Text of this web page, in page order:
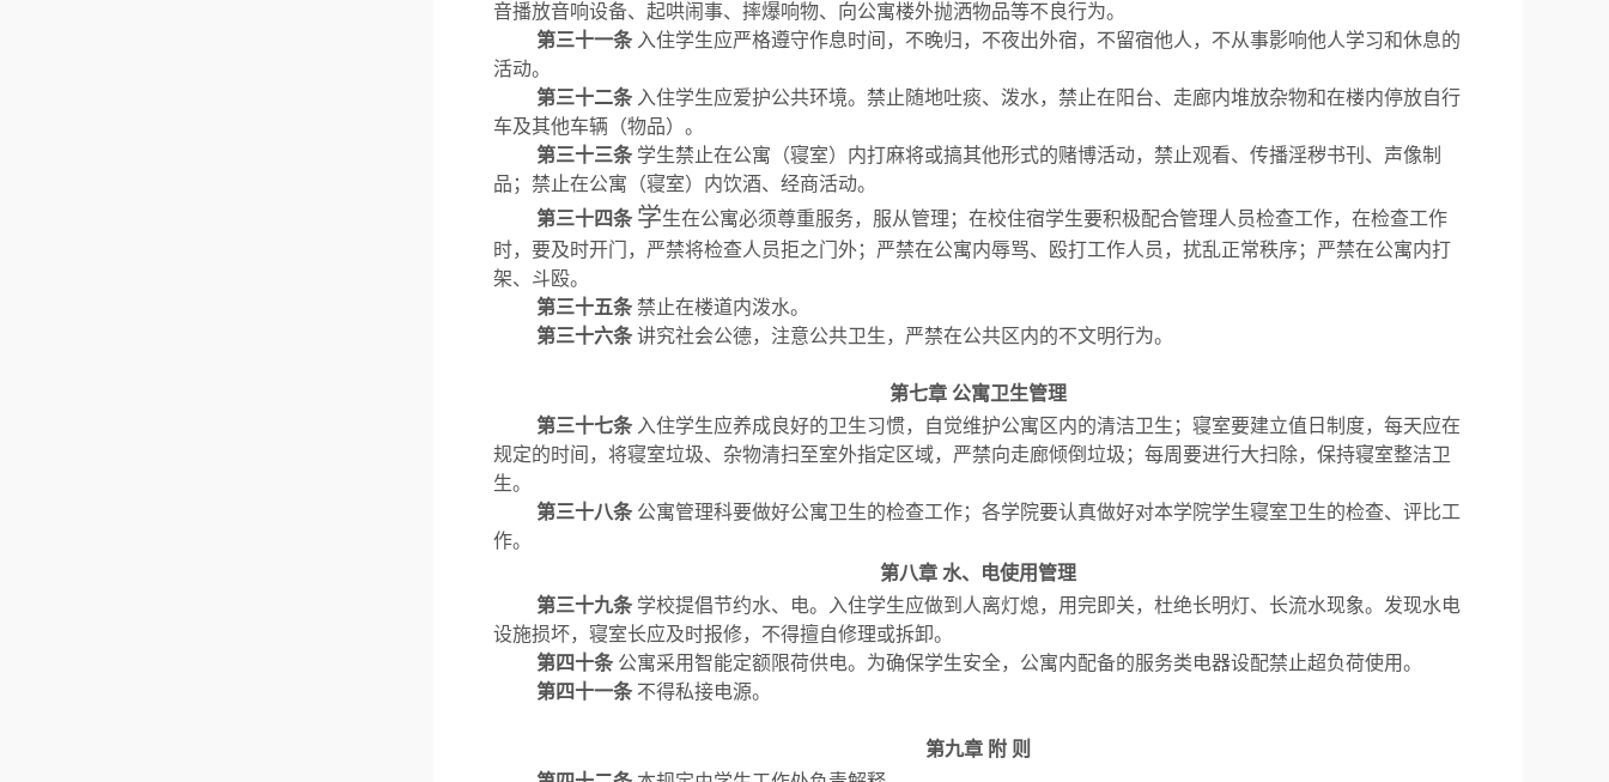
音播放音响设备、起哄闹事、摔爆响物、向公寓楼外抛洒物品等不良行为。
第三十一条 入住学生应严格遵守作息时间，不晚归，不夜出外宿，不留宿他人，不从事影响他人学习和休息的
活动。
第三十二条 入住学生应爱护公共环境。禁止随地吐痰、泼水，禁止在阳台、走廊内堆放杂物和在楼内停放自行
车及其他车辆（物品）。
第三十三条 学生禁止在公寓（寝室）内打麻将或搞其他形式的赌博活动，禁止观看、传播淫秽书刊、声像制
品；禁止在公寓（寝室）内饮酒、经商活动。
第三十四条 学生在公寓必须尊重服务，服从管理；在校住宿学生要积极配合管理人员检查工作，在检查工作
时，要及时开门，严禁将检查人员拒之门外；严禁在公寓内辱骂、殴打工作人员，扰乱正常秩序；严禁在公寓内打
架、斗殴。
第三十五条 禁止在楼道内泼水。
第三十六条 讲究社会公德，注意公共卫生，严禁在公共区内的不文明行为。
第七章 公寓卫生管理
第三十七条 入住学生应养成良好的卫生习惯，自觉维护公寓区内的清洁卫生；寝室要建立值日制度，每天应在
规定的时间，将寝室垃圾、杂物清扫至室外指定区域，严禁向走廊倾倒垃圾；每周要进行大扫除，保持寝室整洁卫
生。
第三十八条 公寓管理科要做好公寓卫生的检查工作；各学院要认真做好对本学院学生寝室卫生的检查、评比工
作。
第八章 水、
电使用管理
第三十九条 学校提倡节约水、电。入住学生应做到人离灯熄，用完即关，杜绝长明灯、长流水现象。发现水电
设施损坏，寝室长应及时报修，不得擅自修理或拆卸。
第四十条 公寓采用智能定额限荷供电。为确保学生安全，公寓内配备的服务类电器设配禁止超负荷使用。
第四十一条 不得私接电源。
第九章 附 则